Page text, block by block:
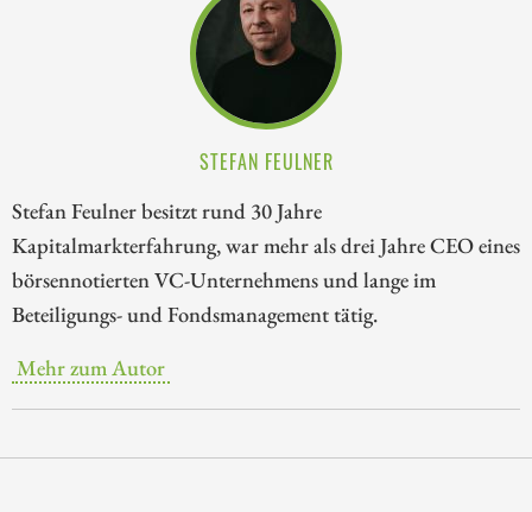
STEFAN FEULNER
Stefan Feulner besitzt rund 30 Jahre
Kapitalmarkterfahrung, war mehr als drei Jahre CEO eines
börsennotierten VC-Unternehmens und lange im
Beteiligungs- und Fondsmanagement tätig.
Mehr zum Autor